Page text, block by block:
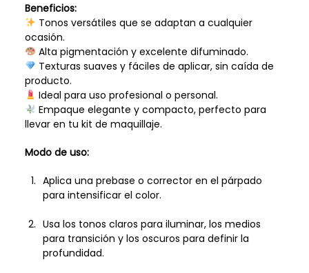
Beneficios:
Tonos versátiles que se adaptan a cualquier
ocasión.
Alta pigmentación y excelente difuminado.
Texturas suaves y fáciles de aplicar, sin caída de
producto.
Ideal para uso profesional o personal.
Empaque elegante y compacto, perfecto para
llevar en tu kit de maquillaje.
Modo de uso:
Aplica una prebase o corrector en el párpado
para intensificar el color.
Usa los tonos claros para iluminar, los medios
para transición y los oscuros para definir la
profundidad.